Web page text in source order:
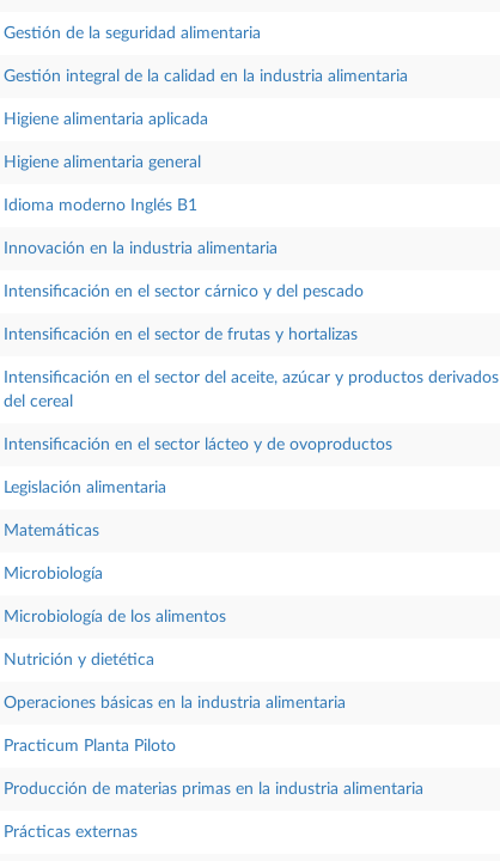
Gestión de la seguridad alimentaria
Gestión integral de la calidad en la industria alimentaria
Higiene alimentaria aplicada
Higiene alimentaria general
Idioma moderno Inglés B1
Innovación en la industria alimentaria
Intensificación en el sector cárnico y del pescado
Intensificación en el sector de frutas y hortalizas
Intensificación en el sector del aceite, azúcar y productos derivados
del cereal
Intensificación en el sector lácteo y de ovoproductos
Legislación alimentaria
Matemáticas
Microbiología
Microbiología de los alimentos
Nutrición y dietética
Operaciones básicas en la industria alimentaria
Practicum Planta Piloto
Producción de materias primas en la industria alimentaria
Prácticas externas